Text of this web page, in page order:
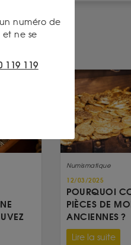
Numismatique
12/03/2025
POURQUOI
PIÈCES DE
ANCIENNES ?
Lire la suite
numéro de
ne se
119 119